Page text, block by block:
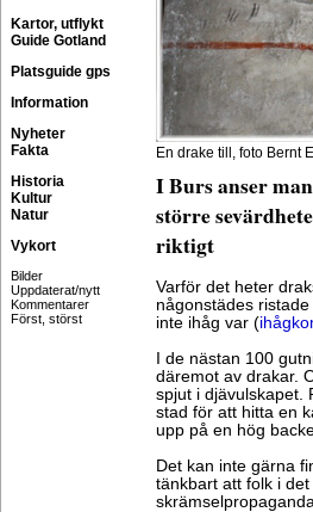
Kartor, utflykt
Guide Gotland
Platsguide gps
Information
Nyheter
Fakta
Historia
Kultur
Natur
Vykort
Bilder
Uppdaterat/nytt
Kommentarer
Först, störst
En drake till, foto Bernt
I Burs anser
större
riktigt
Varför det heter
någonstädes
inte ihåg var (
I de nästan 100
däremot av drakar.
spjut i djävulskapet.
stad för att hitta en
upp på en hög
Det kan inte gärna
tänkbart att folk i